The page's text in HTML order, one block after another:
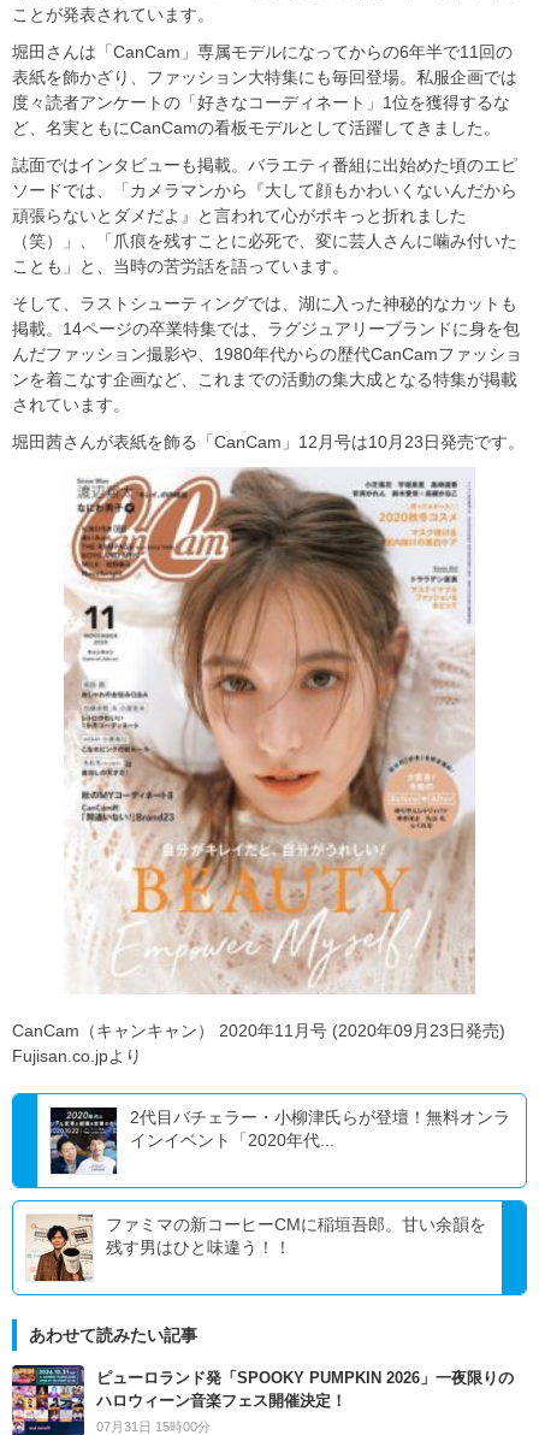
ことが発表されています。
堀田さんは「CanCam」専属モデルになってからの6年半で11回の
表紙を飾かざり、ファッション大特集にも毎回登場。私服企画では
度々読者アンケートの「好きなコーディネート」1位を獲得するな
ど、名実ともにCanCamの看板モデルとして活躍してきました。
誌面ではインタビューも掲載。バラエティ番組に出始めた頃のエピ
ソードでは、「カメラマンから『大して顔もかわいくないんだから
頑張らないとダメだよ』と言われて心がポキっと折れました
（笑）」、「爪痕を残すことに必死で、変に芸人さんに噛み付いた
ことも」と、当時の苦労話を語っています。
そして、ラストシューティングでは、湖に入った神秘的なカットも
掲載。14ページの卒業特集では、ラグジュアリーブランドに身を包
んだファッション撮影や、1980年代からの歴代CanCamファッショ
ンを着こなす企画など、これまでの活動の集大成となる特集が掲載
されています。
堀田茜さんが表紙を飾る「CanCam」12月号は10月23日発売です。
CanCam（キャンキャン） 2020年11月号 (2020年09月23日発売)
Fujisan.co.jpより
2代目バチェラー・小柳津氏らが登壇！無料オンラ
インイベント「2020年代...
ファミマの新コーヒーCMに稲垣吾郎。甘い余韻を
残す男はひと味違う！！
あわせて読みたい記事
ピューロランド発「SPOOKY PUMPKIN 2026」一夜限りの
ハロウィーン音楽フェス開催決定！
07月31日 15時00分